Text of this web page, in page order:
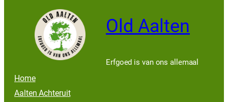
Old Aalten
Erfgoed is van ons allemaal
Home
Aalten Achteruit